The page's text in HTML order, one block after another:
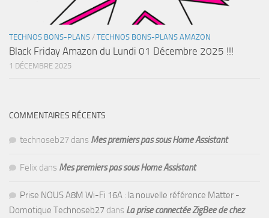
TECHNOS BONS-PLANS / TECHNOS BONS-PLANS AMAZON
Black Friday Amazon du Lundi 01 Décembre 2025 !!!
1 DÉCEMBRE 2025
COMMENTAIRES RÉCENTS
technoseb27 dans Mes premiers pas sous Home Assistant
Felix dans Mes premiers pas sous Home Assistant
Prise NOUS A8M Wi-Fi 16A : la nouvelle référence Matter -
Domotique Technoseb27 dans La prise connectée ZigBee de chez